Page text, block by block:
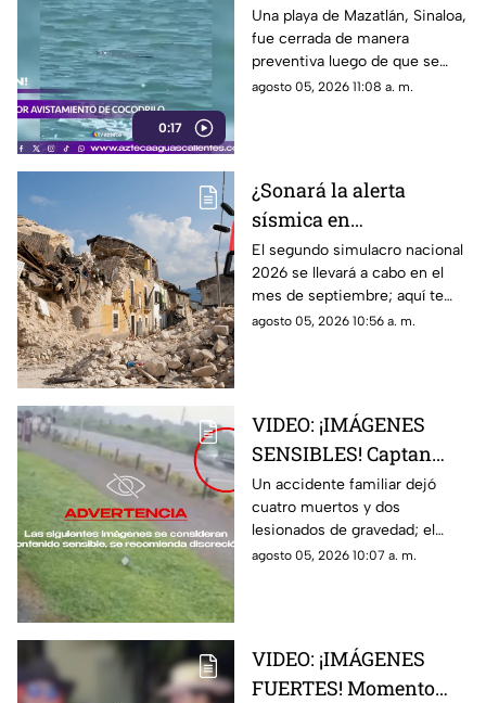
0:17
avistamiento de
cocodrilo
Una playa de Mazatlán, Sinaloa,
fue cerrada de manera
preventiva luego de que se
reportara el avistamiento de un
agosto 05, 2026 11:08 a. m.
¿Sonará la alerta
sísmica en
Aguascalientes? Fecha
para el segundo
simulacro nacional
2026
El segundo simulacro nacional
2026 se llevará a cabo en el
mes de septiembre; aquí te
contamos más sobre la fecha y
agosto 05, 2026 10:56 a. m.
VIDEO: ¡IMÁGENES
SENSIBLES! Captan
brutal accidente
familiar que dejó 4
muertos y 2 lesionados
Un accidente familiar dejó
cuatro muertos y dos
lesionados de gravedad; el
momento quedó captado en
agosto 05, 2026 10:07 a. m.
VIDEO: ¡IMÁGENES
FUERTES! Momento